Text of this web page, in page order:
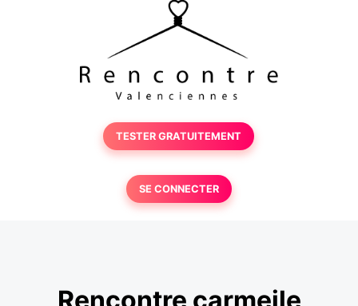
TESTER GRATUITEMENT
SE CONNECTER